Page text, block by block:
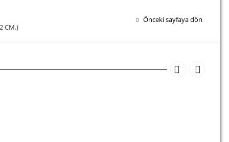
CM.)
Önceki sayfaya dön